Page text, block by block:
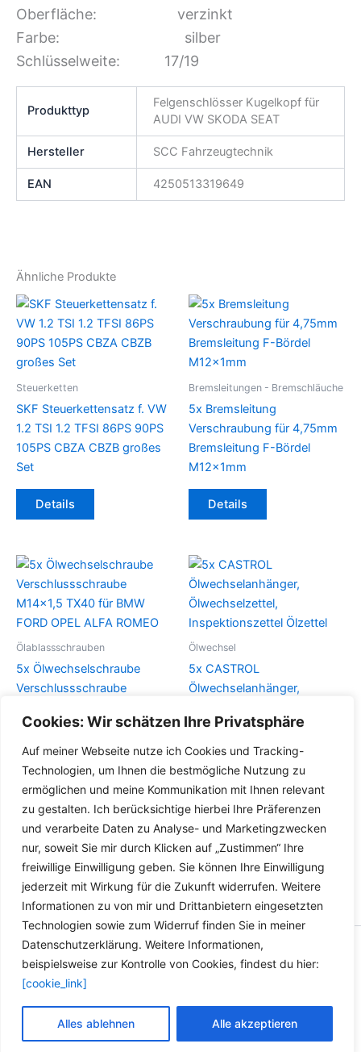
Cookies: Wir schätzen Ihre Privatsphäre
Auf meiner Webseite nutze ich Cookies und Tracking-
Technologien, um Ihnen die bestmögliche Nutzung zu
ermöglichen und meine Kommunikation mit Ihnen relevant
zu gestalten. Ich berücksichtige hierbei Ihre Präferenzen
und verarbeite Daten zu Analyse- und Marketingzwecken
nur, soweit Sie mir durch Klicken auf „Zustimmen“ Ihre
freiwillige Einwilligung geben. Sie können Ihre Einwilligung
jederzeit mit Wirkung für die Zukunft widerrufen. Weitere
Informationen zu von mir und Drittanbietern eingesetzten
Technologien sowie zum Widerruf finden Sie in meiner
Datenschutzerklärung. Weitere Informationen,
beispielsweise zur Kontrolle von Cookies, findest du hier:
[cookie_link]
Alles ablehnen Alle akzeptieren
Oberfläche: verzinkt
Farbe: silber
Schlüsselweite: 17/19
Produkttyp
Felgenschlösser Kugelkopf für
AUDI VW SKODA SEAT
Hersteller SCC Fahrzeugtechnik
EAN 4250513319649
Ähnliche Produkte
Steuerketten
SKF Steuerkettensatz f. VW
1.2 TSI 1.2 TFSI 86PS 90PS
105PS CBZA CBZB großes
Set
Details
Bremsleitungen - Bremschläuche
5x Bremsleitung
Verschraubung für 4,75mm
Bremsleitung F-Bördel
M12x1mm
Details
Ölablassschrauben
5x Ölwechselschraube
Verschlussschraube
FORD OPEL ALFA ROMEO
Details
Ölwechsel
5x CASTROL
Ölwechselanhänger,
Inspektionszettel Ölzettel
Details
Copyright © 2026 Versandhandel für Fahrzeugteile, Ersatzteile
für: SMART BMW VW - Zubehör für Werkstätten.
Vertrag widerrufen